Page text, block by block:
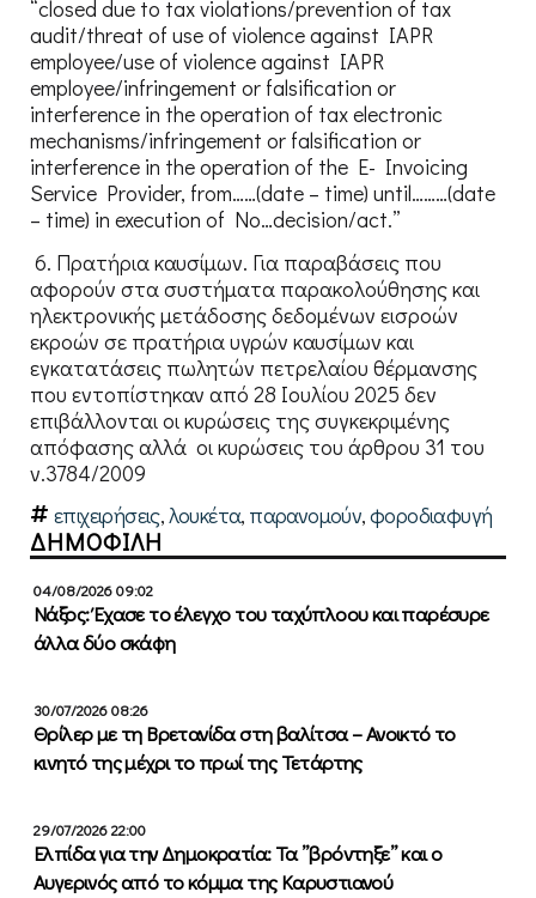
“closed due to tax violations/prevention of tax
audit/threat of use of violence against IAPR
employee/use of violence against IAPR
employee/infringement or falsification or
interference in the operation of tax electronic
mechanisms/infringement or falsification or
interference in the operation of the E- Invoicing
Service Provider, from……(date – time) until………(date
– time) in execution of No…decision/act.”
6. Πρατήρια καυσίμων. Για παραβάσεις που
αφορούν στα συστήματα παρακολούθησης και
ηλεκτρονικής μετάδοσης δεδομένων εισροών
εκροών σε πρατήρια υγρών καυσίμων και
εγκατατάσεις πωλητών πετρελαίου θέρμανσης
που εντοπίστηκαν από 28 Ιουλίου 2025 δεν
επιβάλλονται οι κυρώσεις της συγκεκριμένης
απόφασης αλλά οι κυρώσεις του άρθρου 31 του
ν.3784/2009
επιχειρήσεις,λουκέτα, παρανομούν,φοροδιαφυγή
ΔΗΜΟΦΙΛΗ
04/08/2026 09:02
Νάξος: Έχασε το έλεγχο του ταχύπλοου και παρέσυρε
άλλα δύο σκάφη
30/07/2026 08:26
Θρίλερ με τη Βρετανίδα στη βαλίτσα – Ανοικτό το
κινητό της μέχρι το πρωί της Τετάρτης
29/07/2026 22:00
Ελπίδα για την Δημοκρατία: Τα ”βρόντηξε” και ο
Αυγερινός από το κόμμα της Καρυστιανού